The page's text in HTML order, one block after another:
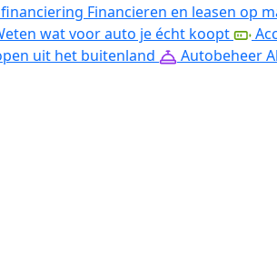
Financieren en leasen op
wat voor auto je écht koopt
uit het buitenland Autobeheer